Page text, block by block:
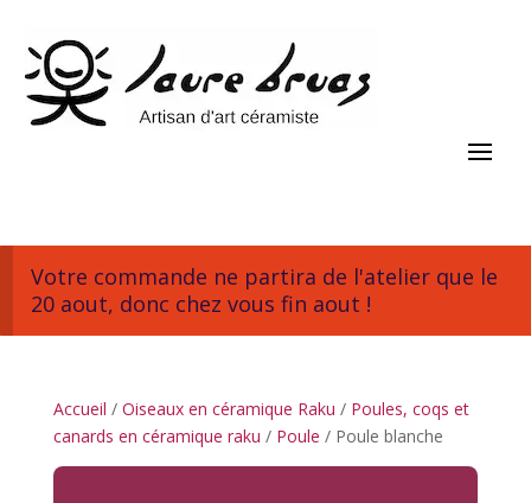
Votre commande ne partira de l'atelier que le
20 aout, donc chez vous fin aout !
Accueil / Oiseaux en céramique Raku / Poules, coqs et
canards en céramique raku / Poule / Poule blanche